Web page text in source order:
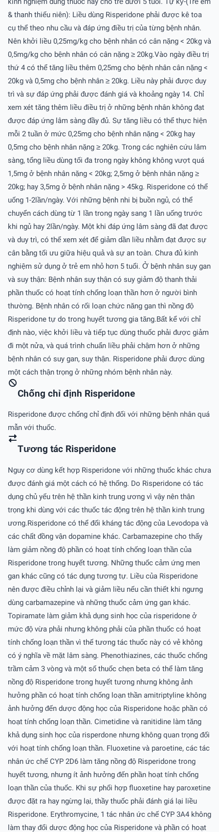
& thanh thiếu niên): Liều dùng Risperidone phải được kê toa
cụ thể theo nhu cầu và đáp ứng điều trị của từng bệnh nhân.
Nên khởi liều 0,25mg/kg cho bệnh nhân có cân nặng < 20kg và
0,5mg/kg cho bệnh nhân có cân nặng ≥ 20kg.Vào ngày điều trị
thứ 4 có thể tăng liều thêm 0,25mg cho bệnh nhân cân nặng <
20kg và 0,5mg cho bệnh nhân ≥ 20kg. Liều này phải được duy
trì và sự đáp ứng phải được đánh giá và khoảng ngày 14. Chỉ
xem xét tăng thêm liều điều trị ở những bệnh nhân không đạt
được đáp ứng lâm sàng đầy đủ. Sự tăng liều có thể thực hiện
mỗi 2 tuần ở mức 0,25mg cho bệnh nhân nặng < 20kg hay
0,5mg cho bệnh nhân nặng ≥ 20kg. Trong các nghiên cứu lâm
sàng, tổng liều dùng tối đa trong ngày không không vượt quá
1,5mg ở bệnh nhân nặng < 20kg; 2,5mg ở bệnh nhân nặng ≥
20kg; hay 3,5mg ở bệnh nhân nặng > 45kg. Risperidone có thể
uống 1-2lần/ngày. Với những bệnh nhi bị buồn ngủ, có thể
chuyển cách dùng từ 1 lần trong ngày sang 1 lần uống trước
khi ngủ hay 2lần/ngày. Một khi đáp ứng lâm sàng đã đạt được
và duy trì, có thể xem xét để giảm dần liều nhằm đạt được sự
cân bằng tối ưu giữa hiệu quả và sự an toàn. Chưa đủ kinh
nghiệm sử dụng ở trẻ em nhỏ hơn 5 tuổi. Ở bệnh nhân suy gan
và suy thận: Bệnh nhân suy thận có suy giảm độ thanh thải
phần thuốc có hoạt tính chống loạn thần hơn ở người bình
thường. Bệnh nhân có rối loạn chức năng gan thì nồng độ
Risperidone tự do trong huyết tương gia tăng.Bất kể với chỉ
định nào, việc khởi liều và tiếp tục dùng thuốc phải được giảm
đi một nửa, và quá trình chuẩn liều phải chậm hơn ở những
bệnh nhân có suy gan, suy thận. Risperidone phải được dùng
một cách thận trọng ở những nhóm bệnh nhân này.
Chống chỉ định Risperidone
Risperidone được chống chỉ định đối với những bệnh nhân quá
mẫn với thuốc.
Tương tác Risperidone
Nguy cơ dùng kết hợp Risperidone với những thuốc khác chưa
được đánh giá một cách có hệ thống. Do Risperidone có tác
dụng chủ yếu trên hệ thần kinh trung ương vì vậy nên thận
trọng khi dùng với các thuốc tác động trên hệ thần kinh trung
ương.Risperidone có thể đối kháng tác động của Levodopa và
các chất đồng vận dopamine khác. Carbamazepine cho thấy
làm giảm nồng độ phần có hoạt tính chống loạn thần của
Risperidone trong huyết tương. Những thuốc cảm ứng men
gan khác cũng có tác dụng tương tự. Liều của Risperidone
nên được điều chỉnh lại và giảm liều nếu cần thiết khi ngưng
dùng carbamazepine và những thuốc cảm ứng gan khác.
Topiramate làm giảm khả dụng sinh học của risperidone ở
mức độ vừa phải nhưng không phải của phần thuốc có hoạt
tính chống loạn thần vì thế tương tác thuốc này có vẻ không
có ý nghĩa về mặt lâm sàng. Phenothiazines, các thuốc chống
trầm cảm 3 vòng và một số thuốc chẹn beta có thể làm tăng
nồng độ Risperidone trong huyết tương nhưng không ảnh
hưởng phần có hoạt tính chống loạn thần amitriptyline không
ảnh hưởng đến dược động học của Risperidone hoặc phần có
hoạt tính chống loạn thần. Cimetidine và ranitidine làm tăng
khả dụng sinh học của risperdone nhưng không quan trọng đối
với hoạt tính chống loạn thần. Fluoxetine và paroetine, các tác
nhân ức chế CYP 2D6 làm tăng nồng độ Risperidone trong
huyết tương, nhưng ít ảnh hưởng đến phần hoạt tính chống
loạn thần của thuốc. Khi sự phối hợp fluoxetine hay paroxetine
được đặt ra hay ngừng lại, thầy thuốc phải đánh giá lại liều
Risperidone. Erythromycine, 1 tác nhân ức chế CYP 3A4 không
làm thay đổi dược động học của Risperidone và phần có hoạt